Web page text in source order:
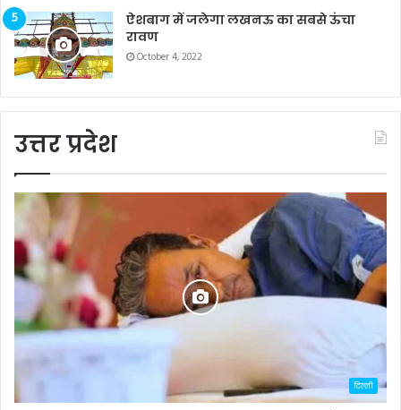
ऐशबाग में जलेगा लखनऊ का सबसे ऊंचा
रावण
October 4, 2022
उत्तर प्रदेश
दिल्ली